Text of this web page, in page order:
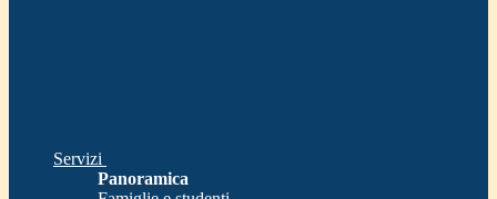
Servizi
Panoramica